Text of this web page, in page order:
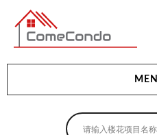
多伦多最新最全的楼
地产相